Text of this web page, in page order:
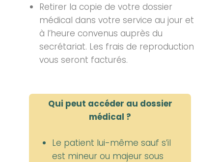
Retirer la copie de votre dossier
médical dans votre service au jour et
à l’heure convenus auprès du
secrétariat. Les frais de reproduction
vous seront facturés.
Qui peut accéder au dossier
médical ?
Le patient lui-même sauf s’il
est mineur ou majeur sous